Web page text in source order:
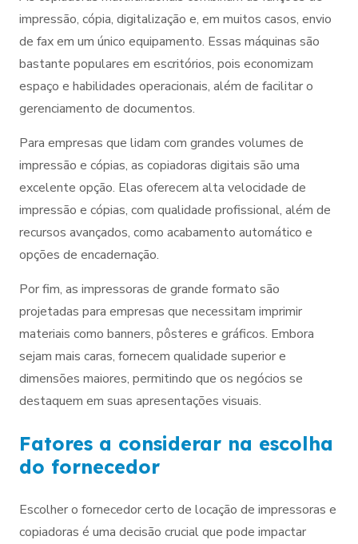
impressão, cópia, digitalização e, em muitos casos, envio
de fax em um único equipamento. Essas máquinas são
bastante populares em escritórios, pois economizam
espaço e habilidades operacionais, além de facilitar o
gerenciamento de documentos.
Para empresas que lidam com grandes volumes de
impressão e cópias, as copiadoras digitais são uma
excelente opção. Elas oferecem alta velocidade de
impressão e cópias, com qualidade profissional, além de
recursos avançados, como acabamento automático e
opções de encadernação.
Por fim, as impressoras de grande formato são
projetadas para empresas que necessitam imprimir
materiais como banners, pôsteres e gráficos. Embora
sejam mais caras, fornecem qualidade superior e
dimensões maiores, permitindo que os negócios se
destaquem em suas apresentações visuais.
Fatores a considerar na escolha
do fornecedor
Escolher o fornecedor certo de locação de impressoras e
copiadoras é uma decisão crucial que pode impactar